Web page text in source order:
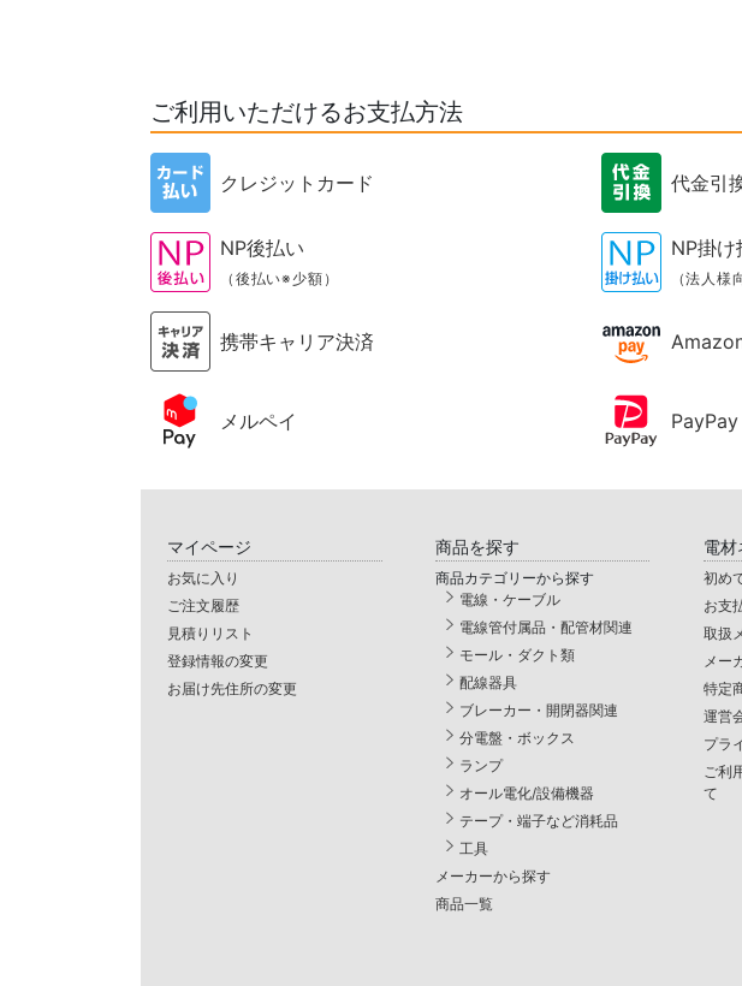
ご利用いただけるお支払方法
クレジットカード 代金引
NP後払い
（後払い※少額）
NP掛け
（法人様
携帯キャリア決済
メルペイ PayPay
マイページ
お気に入り
ご注文履歴
見積りリスト
登録情報の変更
お届け先住所の変更
商品を探す
商品カテゴリーから探す
電線・ケーブル
電線管付属品・配管材関連
モール・ダクト類
配線器具
ブレーカー・開閉器関連
分電盤・ボックス
ランプ
オール電化/設備機器
テープ・端子など消耗品
工具
メーカーから探す
商品一覧
電材
初め
お支
取扱
メー
特定
運営
プラ
ご利
て